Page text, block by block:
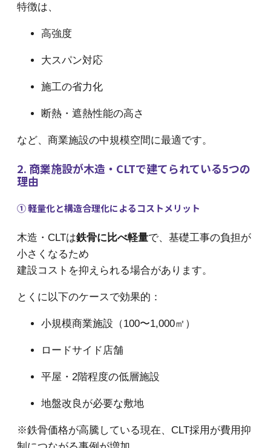
特徴は、
高強度
大スパン対応
施工の省力化
断熱・遮熱性能の高さ
など、商業施設の中規模空間に最適です。
2. 商業施設が木造・CLTで建てられている5つの
理由
① 軽量化と構造合理化によるコストメリット
木造・CLTは鉄骨に比べ軽量で、基礎工事の負担が
小さくなるため
建設コストを抑えられる場合があります。
とくに以下のケースで効果的：
小規模商業施設（100〜1,000㎡）
ロードサイド店舗
平屋・2階程度の低層施設
地盤改良が必要な敷地
※鉄骨価格が高騰している現在、CLT採用が費用抑